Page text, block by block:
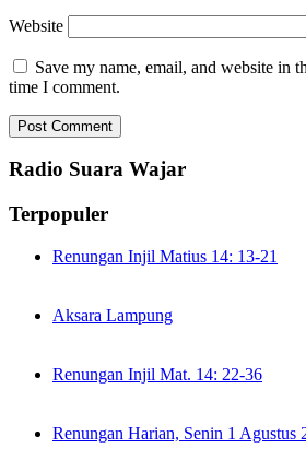
Website
Save my name, email, and website in
time I comment.
Radio Suara Wajar
Terpopuler
Renungan Injil Matius 14: 13-21
Aksara Lampung
Renungan Injil Mat. 14: 22-36
Renungan Harian, Senin 1 Agustus